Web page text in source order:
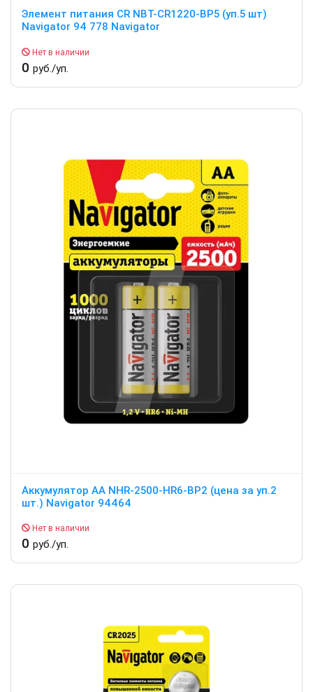
Элемент питания CR NBT-CR1220-BP5 (уп.5 шт)
Navigator 94 778 Navigator
Нет в наличии
0 руб./уп.
Аккумулятор АА NHR-2500-HR6-BP2 (цена за уп.2
шт.) Navigator 94464
Нет в наличии
0 руб./уп.